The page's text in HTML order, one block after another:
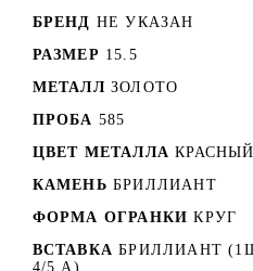
БРЕНД НЕ УКАЗАН
РАЗМЕР 15.5
МЕТАЛЛ ЗОЛОТО
ПРОБА 585
ЦВЕТ МЕТАЛЛА КРАСНЫЙ
КАМЕНЬ БРИЛЛИАНТ
ФОРМА ОГРАНКИ КРУГ
ВСТАВКА БРИЛЛИАНТ
4/5 А)